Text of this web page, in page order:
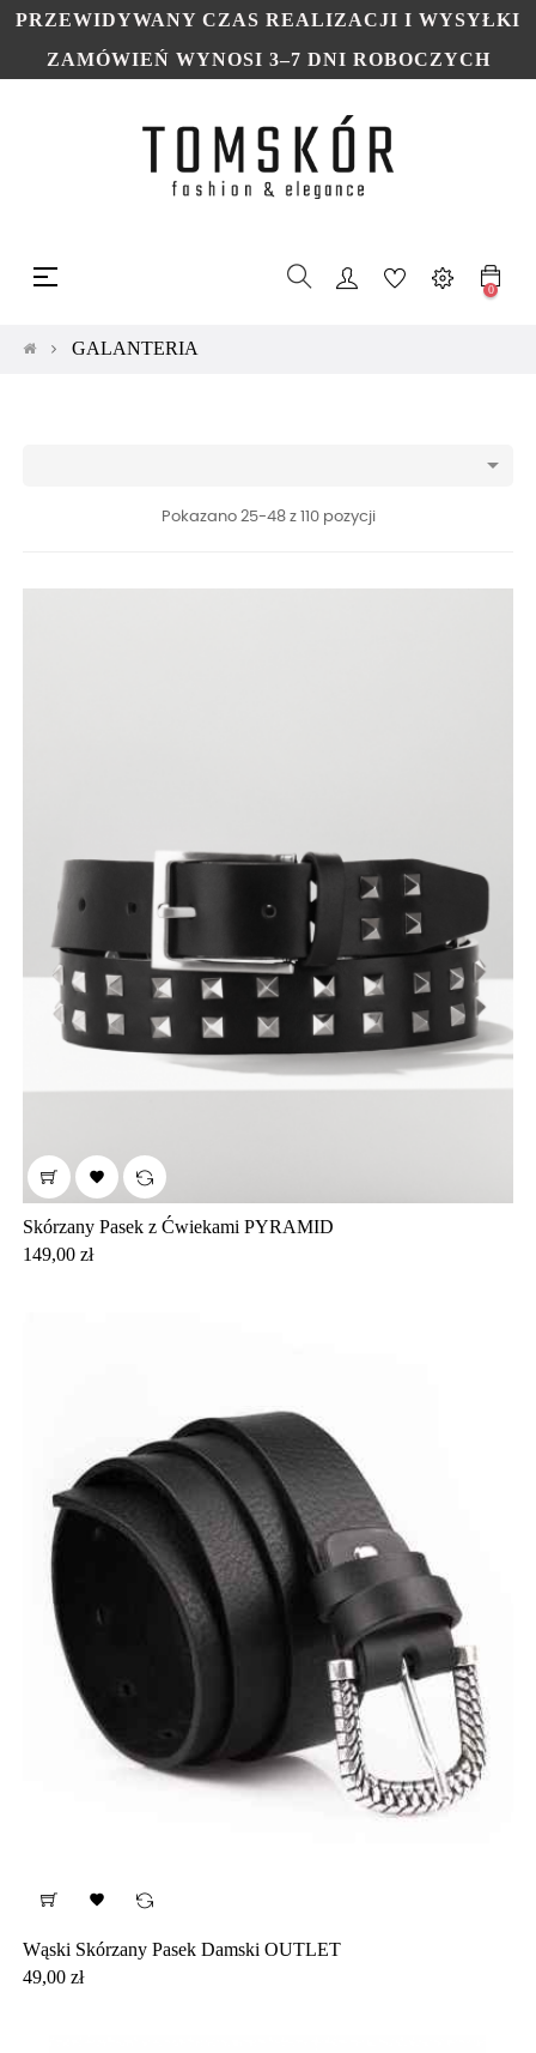
PRZEWIDYWANY CZAS REALIZACJI I WYSYŁKI
ZAMÓWIEŃ WYNOSI 3–7 DNI ROBOCZYCH
Toggle
navigation
☰
0
GALANTERIA

Pokazano 25-48 z 110 pozycji

Skórzany Pasek z Ćwiekami PYRAMID
Cena
149,00 zł

Wąski Skórzany Pasek Damski OUTLET
Cena
49,00 zł